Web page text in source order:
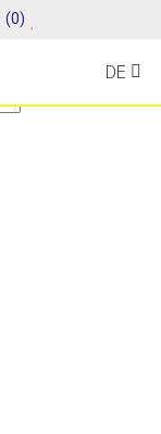
(0)
DE